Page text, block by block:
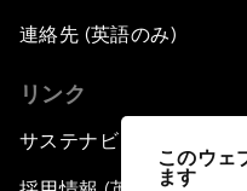
このウェ
ます
連絡先 (英語のみ)
リンク
サステナビリティへの取